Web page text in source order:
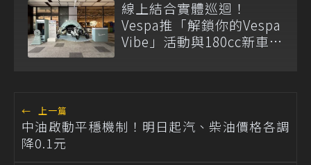
線上結合實體巡迴！
Vespa推「解鎖你的Vespa
Vibe」活動與180cc新車全
← 上一篇
中油啟動平穩機制！明日起汽、柴油價格各調
降0.1元